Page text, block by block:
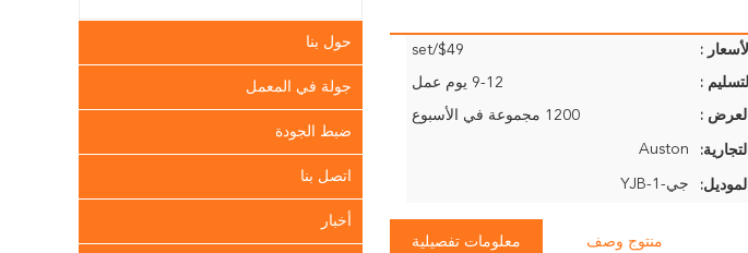
حول بنا
جولة في المعمل
ضبط الجودة
اتصل بنا
أخبار
الأسعار : $49/set
: 9-12 يوم عمل
: 1200 مجموعة في الأسبوع
Auston
جي-YJB-1
معلومات تفصيلية منتوج وصف